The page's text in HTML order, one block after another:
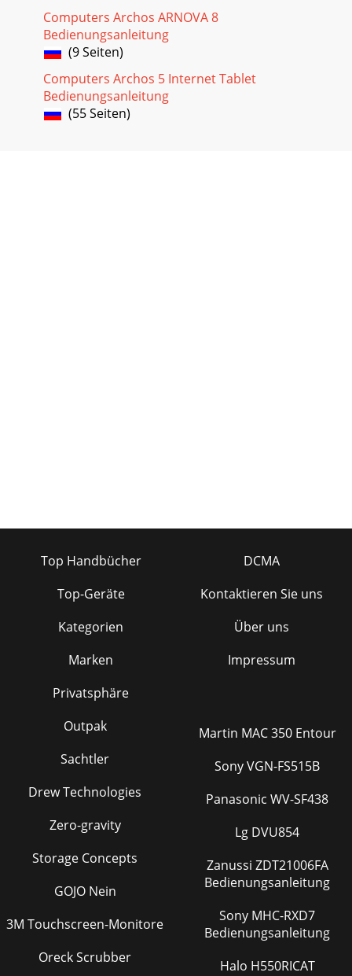
Computers Archos ARNOVA 8
Bedienungsanleitung
(9 Seiten)
Computers Archos 5 Internet Tablet
Bedienungsanleitung
(55 Seiten)
Top Handbücher
Top-Geräte
Kategorien
Marken
Privatsphäre
DCMA
Kontaktieren Sie uns
Über uns
Impressum
Outpak
Sachtler
Drew Technologies
Zero-gravity
Storage Concepts
GOJO Nein
3M Touchscreen-Monitore
Oreck Scrubber
Martin MAC 350 Entour
Sony VGN-FS515B
Panasonic WV-SF438
Lg DVU854
Zanussi ZDT21006FA
Bedienungsanleitung
Sony MHC-RXD7
Bedienungsanleitung
Halo H550RICAT